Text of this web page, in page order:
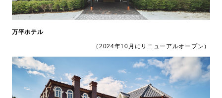
万平ホテル
（2024年10月にリニューアルオープン）